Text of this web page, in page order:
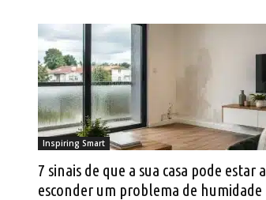
Inspiring Smart
7 sinais de que a sua casa pode estar a
esconder um problema de humidade